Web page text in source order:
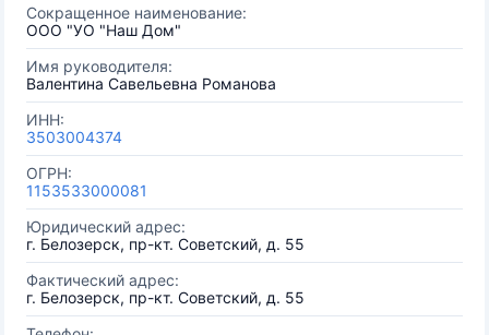
Сокращенное наименование:
ООО "УО "Наш Дом"
Имя руководителя:
Валентина Савельевна Романова
ИНН:
3503004374
ОГРН:
1153533000081
Юридический адрес:
г. Белозерск, пр-кт. Советский, д. 55
Фактический адрес:
г. Белозерск, пр-кт. Советский, д. 55